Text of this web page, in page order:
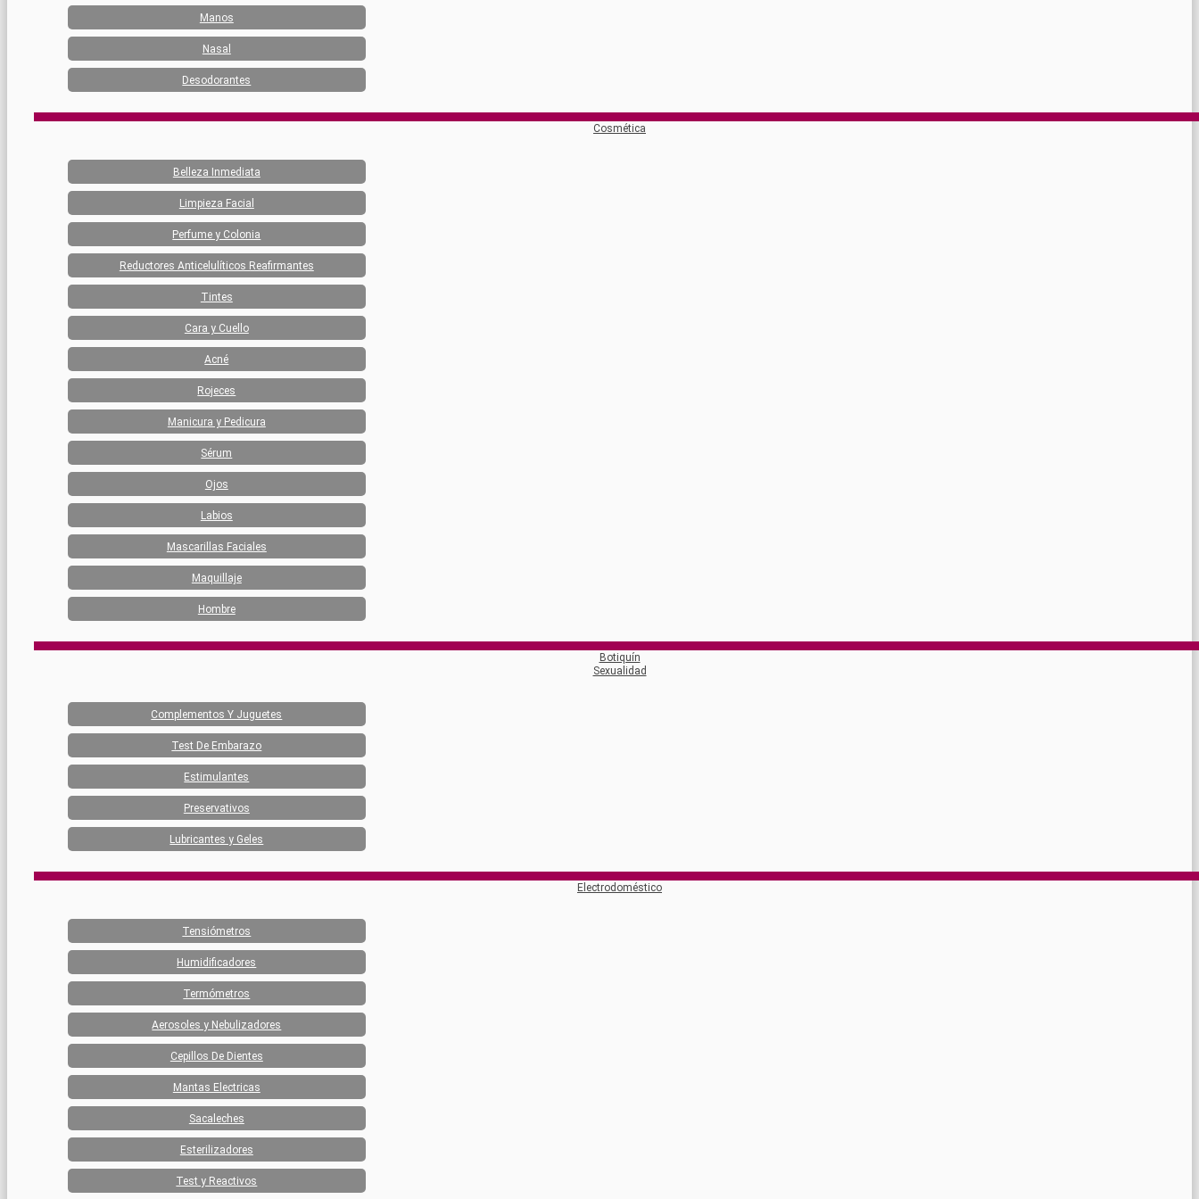
Manos
Nasal
Desodorantes
Cosmética
Belleza Inmediata
Limpieza Facial
Perfume y Colonia
Reductores Anticelulíticos Reafirmantes
Tintes
Cara y Cuello
Acné
Rojeces
Manicura y Pedicura
Sérum
Ojos
Labios
Mascarillas Faciales
Maquillaje
Hombre
Botiquín
Sexualidad
Complementos Y Juguetes
Test De Embarazo
Estimulantes
Preservativos
Lubricantes y Geles
Electrodoméstico
Tensiómetros
Humidificadores
Termómetros
Aerosoles y Nebulizadores
Cepillos De Dientes
Mantas Electricas
Sacaleches
Esterilizadores
Test y Reactivos